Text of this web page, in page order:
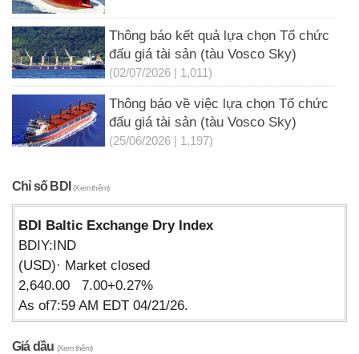
Thông báo kết quả lựa chọn Tổ chức
đấu giá tài sản (tàu Vosco Sky)
(02/07/2026 | 1,011)
Thông báo về việc lựa chọn Tổ chức
đấu giá tài sản (tàu Vosco Sky)
(25/06/2026 | 1,197)
Chỉ số BDI(Xem thêm)
BDI Baltic Exchange Dry Index
BDIY:IND
(USD)· Market closed
2,640.00 7.00+0.27%
As of7:59 AM EDT 04/21/26.
Giá dầu (Xem thêm)